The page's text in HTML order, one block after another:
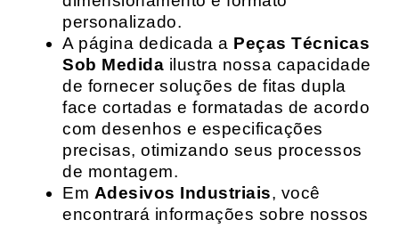
personalizado.
A página dedicada a Peças Técnicas
Sob Medida ilustra nossa capacidade
de fornecer soluções de fitas dupla
face cortadas e formatadas de acordo
com desenhos e especificações
precisas, otimizando seus processos
de montagem.
Em Adesivos Industriais, você
encontrará informações sobre nossos